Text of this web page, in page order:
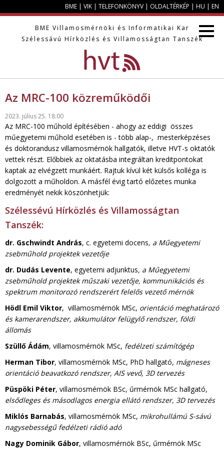
BME | VIK | TELEFONKÖNYV | OLDALTÉRKÉP | HU | EN
BME Villamosmérnöki és Informatikai Kar
Szélessávú Hírközlés és Villamosságtan Tanszék
Az MRC-100 közreműködői
2023. július 25. 18:00
Az MRC-100 műhold építésében - ahogy az eddigi összes
műegyetemi műhold esetében is - több alap-, mesterképzéses
és doktorandusz villamosmérnök hallgatók, illetve HVT-s oktatók
vettek részt. Előbbiek az oktatásba integráltan kreditpontokat
kaptak az elvégzett munkáért. Rajtuk kívül két külsős kolléga is
dolgozott a műholdon. A másfél évig tartó előzetes munka
eredményét nekik köszönhetjük:
Szélessévú Hírközlés és Villamosságtan
Tanszék:
dr. Gschwindt András, c. egyetemi docens, a Műegyetemi
zsebműhold projektek vezetője
dr. Dudás Levente, egyetemi adjunktus, a Műegyetemi
zsebműhold projektek műszaki vezetője, kommunikációs és
spektrum monitorozó rendszerért felelős vezető mérnök
Hödl Emil Viktor, villamosmérnök MSc, orientáció meghatározó
és kamerarendszer, akkumulátor felügylő rendszer, földi
állomás
Szüllő Ádám, villamosmérnök MSc, fedélzeti számítógép
Herman Tibor, villamosmérnök MSc, PhD hallgató, mágneses
orientáció beavatkozó rendszer, AIS vevő, 3D tervezés
Püspöki Péter, villamosmérnök BSc, űrmérnök MSc hallgató,
elsődleges és másodlagos energia ellátó rendszer, 3D tervezés
Miklós Barnabás, villamosmérnök MSc, mikrohullámú S-sávú
nagysebességű fedélzeti rádió adó
Nagy Dominik Gábor, villamosmérnök BSc, űrmérnök MSc